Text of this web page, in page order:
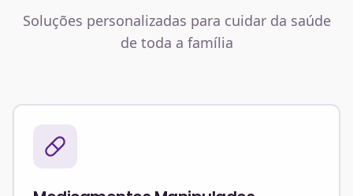
Soluções personalizadas para cuidar da saúde
de toda a família